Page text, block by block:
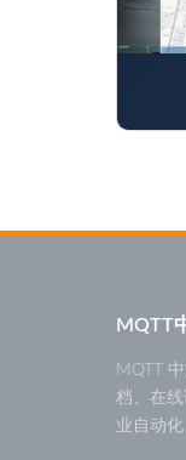
MQTT
MQTT
档、在
业自动